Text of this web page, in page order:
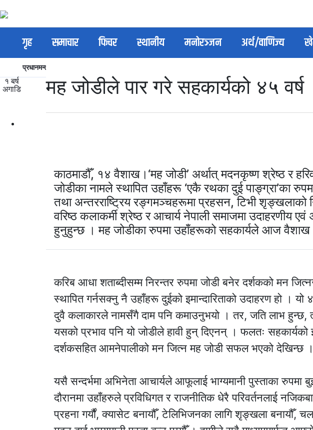
गृह समाचार फिचर स्थानीय मनोरञ्जन अर्थ/वाणिज्य
प्रधानमन्त्री केपी शर्मा ओली
१ बर्ष
अगाडि
मह जोडीले पार गरे सहकार्यको ४५ वर्ष
काठमाडौँ, १४ वैशाख।‘मह जोडी’ अर्थात् मदनकृष्ण श्रेष्ठ र
जोडीका नामले स्थापित उहाँहरू ‘एकै रथका दुई पाङ्ग्रा’का
तथा अन्तरराष्ट्रिय रङ्गमञ्चहरूमा प्रहसन, टिभी शृङ्खलाको
वरिष्ठ कलाकर्मी श्रेष्ठ र आचार्य नेपाली समाजमा उदाहरणीय
हुनुहुन्छ । मह जोडीका रुपमा उहाँहरूको सहकार्यले आज वैशाख
करिब आधा शताब्दीसम्म निरन्तर रुपमा जोडी बनेर दर्शकको मन
स्थापित गर्नसक्नु नै उहाँहरू दुईको इमान्दारिताको उदाहरण हो । यो
दुवै कलाकारले नामसँगै दाम पनि कमाउनुभयो । तर, जति लाभ हुन्छ,
यसको प्रभाव पनि यो जोडीले हावी हुन् दिएनन् । फलतः सहकार्यको
दर्शकसहित आमनेपालीको मन जित्न मह जोडी सफल भएको देखिन्छ ।
यसै सन्दर्भमा अभिनेता आचार्यले आफूलाई भाग्यमानी पुस्ताका रुपमा
दौरानमा उहाँहरुले प्रविधिगत र राजनीतिक धेरै परिवर्तनलाई
प्रहना गर्यौं, क्यासेट बनायौँ, टेलिभिजनका लागि शृङ्खला बनायौँ,